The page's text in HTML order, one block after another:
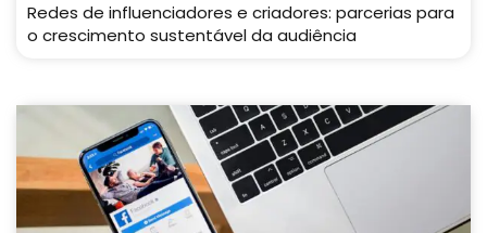
Redes de influenciadores e criadores: parcerias para
o crescimento sustentável da audiência